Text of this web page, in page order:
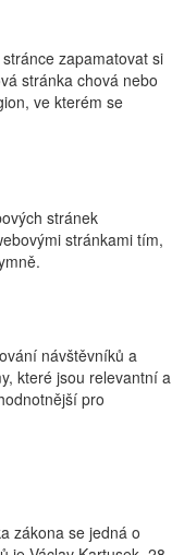
zapamatovat si
stránka chová nebo
ve kterém se
stránek
stránkami tím,
návštěvníků a
které jsou relevantní a
pro
zákona se jedná o